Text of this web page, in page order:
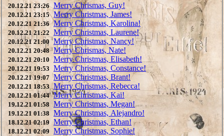
20.12.21 23:26 Merry Chrismas, Guy!
20.12.21 23:15 Merry Christmas, James!
20.12.21 21:36 Merry Christmas, Karolina!
20.12.21 21:22 Merry Christmas, Laurene!
20.12.21 21:00 Merry Christmas, Nancy!
20.12.21 20:48 Merry Chrismas, Nate!
20.12.21 20:10 Merry Christmas, Elisabeth!
20.12.21 19:53 Merry Christmas, Constance!
20.12.21 19:07 Merry Christmas, Brant!
20.12.21 18:53 Merry Christmas, Rebecca!
20.12.21 01:44 Merry Christmas, Kai!
19.12.21 01:58 Merry Christmas, Megan!
19.12.21 01:38 Merry Christmas, Alejandro!
18.12.21 02:19 Merry Christmas, Ethan!
18.12.21 02:09 Merry Christmas, Sophie!